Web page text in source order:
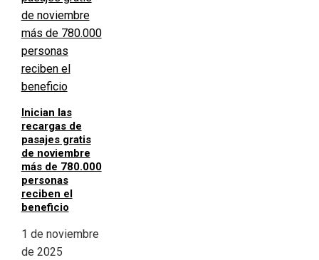
Inician las
recargas de
pasajes gratis
de noviembre
más de 780.000
personas
reciben el
beneficio
1 de noviembre
de 2025